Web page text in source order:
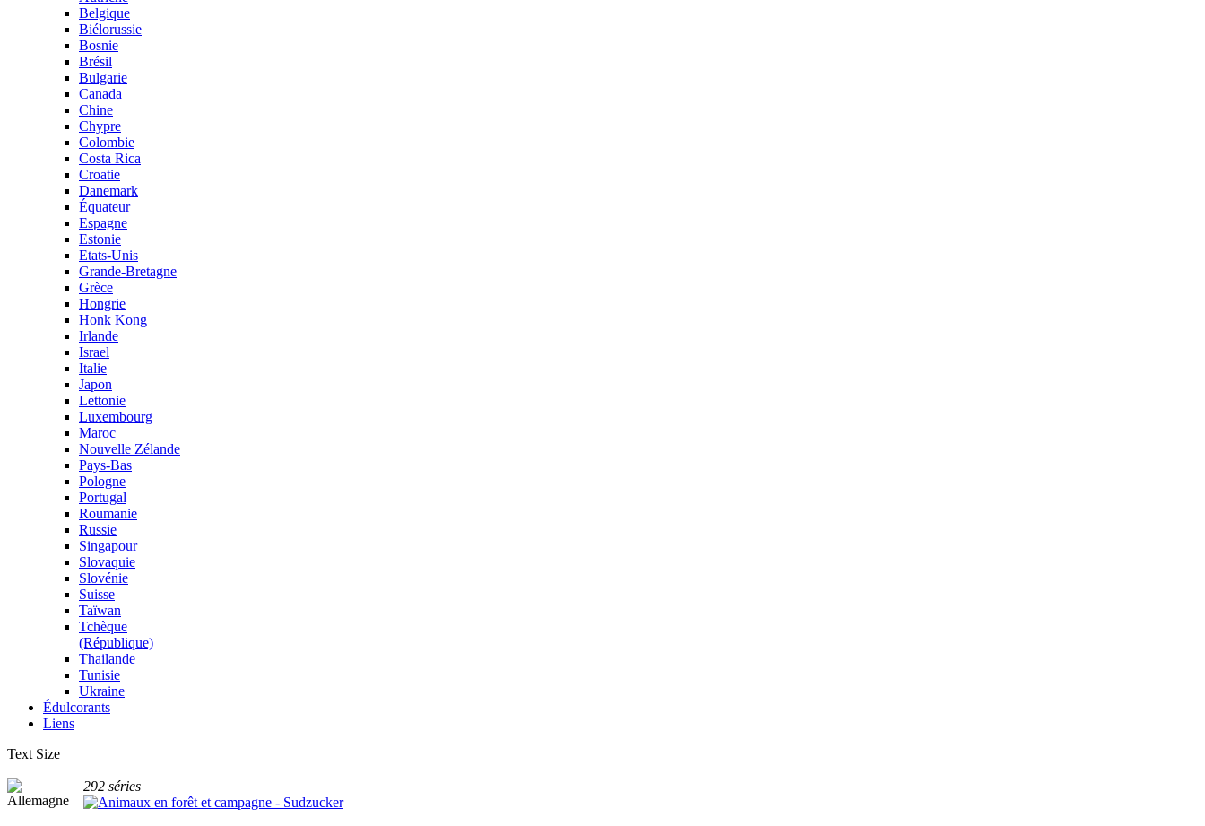
Belgique
Biélorussie
Bosnie
Brésil
Bulgarie
Canada
Chine
Chypre
Colombie
Costa Rica
Croatie
Danemark
Équateur
Espagne
Estonie
Etats-Unis
Grande-Bretagne
Grèce
Hongrie
Honk Kong
Irlande
Israel
Italie
Japon
Lettonie
Luxembourg
Maroc
Nouvelle Zélande
Pays-Bas
Pologne
Portugal
Roumanie
Russie
Singapour
Slovaquie
Slovénie
Suisse
Taïwan
Tchèque
(République)
Thailande
Tunisie
Ukraine
Édulcorants
Liens
Text Size
292 séries